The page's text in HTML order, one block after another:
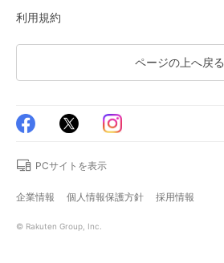
利用規約
ページの上へ戻る
PCサイトを表示
企業情報 個人情報保護方針 採用情報
© Rakuten Group, Inc.